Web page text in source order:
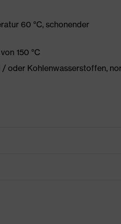
60 °C, schonender
150 °C
oder Kohlenwasserstoffen,